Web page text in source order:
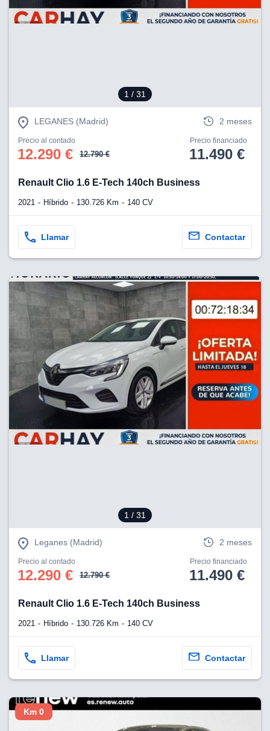
1 / 31
LEGANES (Madrid) 2 meses
Precio al contado
12.290 € 12.790 €
Precio financiado
11.490 €
Renault Clio 1.6 E-Tech 140ch Business
2021 Híbrido 130.726 Km 140 CV
Llamar Contactar
1 / 31
Leganes (Madrid) 2 meses
Precio al contado
12.290 € 12.790 €
Precio financiado
11.490 €
Renault Clio 1.6 E-Tech 140ch Business
2021 Híbrido 130.726 Km 140 CV
Llamar Contactar
Km 0